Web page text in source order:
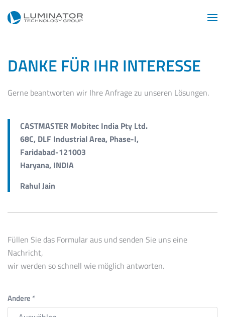
Zum Hauptinhalt springen
DANKE FÜR IHR INTERESSE
Gerne beantworten wir Ihre Anfrage zu unseren Lösungen.
CASTMASTER Mobitec India Pty Ltd.
68C, DLF Industrial Area, Phase-I,
Faridabad-121003
Haryana, INDIA
Rahul Jain
Füllen Sie das Formular aus und senden Sie uns eine
Nachricht,
wir werden so schnell wie möglich antworten.
Andere *